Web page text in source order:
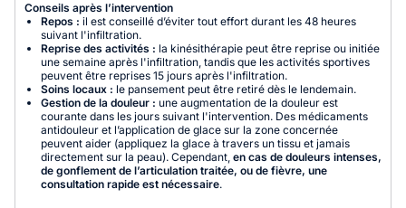
Conseils après l’intervention
Repos : il est conseillé d’éviter tout effort durant les 48 heures
suivant l'infiltration.
Reprise des activités : la kinésithérapie peut être reprise ou initiée
une semaine après l'infiltration, tandis que les activités sportives
peuvent être reprises 15 jours après l'infiltration.
Soins locaux : le pansement peut être retiré dès le lendemain.
Gestion de la douleur : une augmentation de la douleur est
courante dans les jours suivant l'intervention. Des médicaments
antidouleur et l’application de glace sur la zone concernée
peuvent aider (appliquez la glace à travers un tissu et jamais
directement sur la peau). Cependant, en cas de douleurs intenses,
de gonflement de l’articulation traitée, ou de fièvre, une
consultation rapide est nécessaire.